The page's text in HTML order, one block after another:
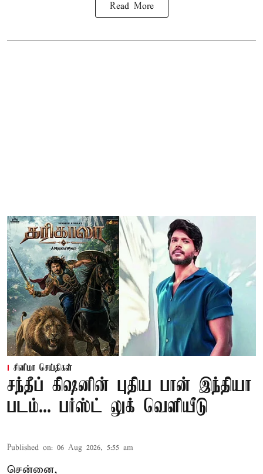
Read More
சினிமா செய்திகள்
சந்தீப் கிஷனின் புதிய பான் இந்தியா
படம்... பர்ஸ்ட் லுக் வெளியீடு
Published on: 06 Aug 2026, 5:55 am
சென்னை,